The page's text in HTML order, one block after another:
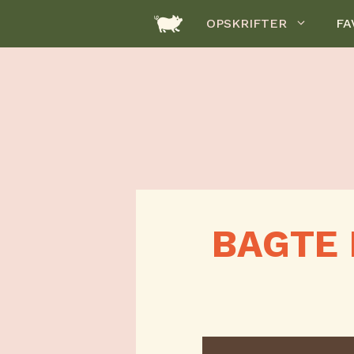
indhold
OPSKRIFTER
BAGTE